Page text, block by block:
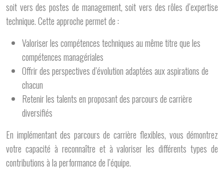
soit vers des postes de management, soit vers des rôles d’expertise
technique. Cette approche permet de :
Valoriser les compétences techniques au même titre que les
compétences managériales
Offrir des perspectives d’évolution adaptées aux aspirations de
chacun
Retenir les talents en proposant des parcours de carrière
diversifiés
En implémentant des parcours de carrière flexibles, vous démontrez
votre capacité à reconnaître et à valoriser les différents types de
contributions à la performance de l’équipe.